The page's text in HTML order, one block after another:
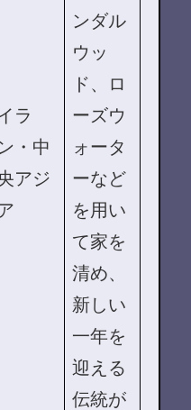
ラ
・中
アジ
ンダル
ウッ
ド、ロ
ーズウ
ォータ
ーなど
を用い
て家を
清め、
新しい
一年を
迎える
伝統が